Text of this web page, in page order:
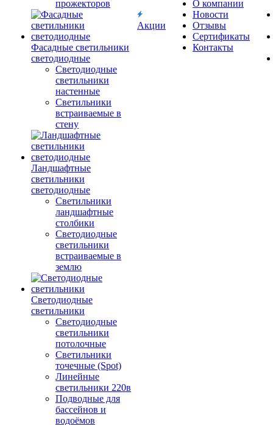
прожекторов
Фасадные светильники
светодиодные
Светодиодные
светильники
настенные
Светильники
встраиваемые в
стену
Ландшафтные
светильники
светодиодные
Светильники
ландшафтные
столбики
Светодиодные
светильники
встраиваемые в
землю
Светодиодные
светильники
Светодиодные
светильники
потолочные
Светильники
точечные (Spot)
Линейные
светильники 220в
Подводные для
бассейнов и
водоёмов
Акции
О компании
Новости
Отзывы
Сертификаты
Контакты